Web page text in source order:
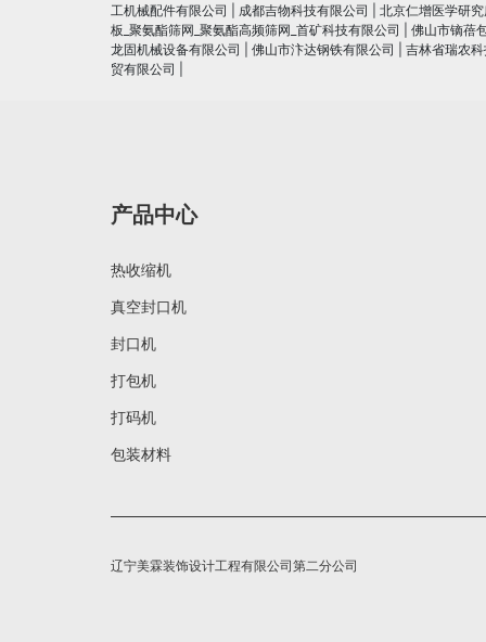
工机械配件有限公司
成都吉物科技有限公司
北京仁增医学研
板_聚氨酯筛网_聚氨酯高频筛网_首矿科技有限公司
佛山市镝蓓
龙固机械设备有限公司
佛山市汴达钢铁有限公司
吉林省瑞农
贸有限公司
产品中心
热收缩机
真空封口机
封口机
打包机
打码机
包装材料
辽宁美霖装饰设计工程有限公司第二分公司